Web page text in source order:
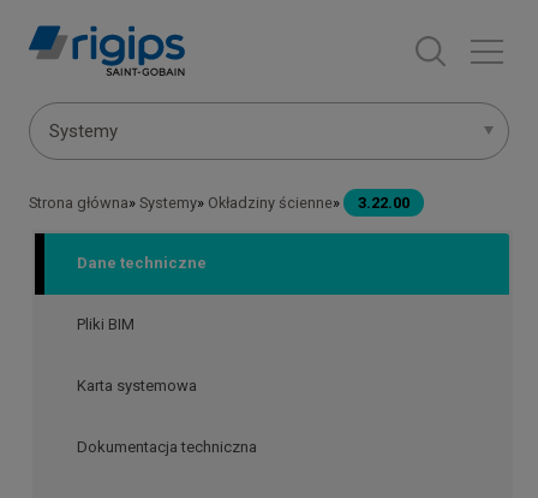
Menu
Systemy
Ścieżka
nawigacyjna
Strona główna Systemy Okładziny ścienne 3.22.00
Dane techniczne
Pliki BIM
Karta systemowa
Dokumentacja techniczna